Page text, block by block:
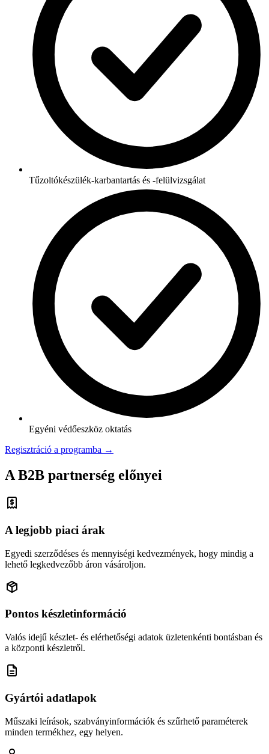
Tűzoltókészülék-karbantartás és -felülvizsgálat
Egyéni védőeszköz oktatás
Regisztráció a programba →
A B2B partnerség előnyei
A legjobb piaci árak
Egyedi szerződéses és mennyiségi kedvezmények, hogy mindig a
lehető legkedvezőbb áron vásároljon.
Pontos készletinformáció
Valós idejű készlet- és elérhetőségi adatok üzletenkénti bontásban és
a központi készletről.
Gyártói adatlapok
Műszaki leírások, szabványinformációk és szűrhető paraméterek
minden termékhez, egy helyen.